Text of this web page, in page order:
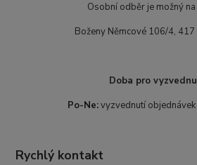
Osobní odběr je možný
Boženy Němcové 106/4,
Doba pro
Po-Ne:vyzvednutí
Rychlý kontakt